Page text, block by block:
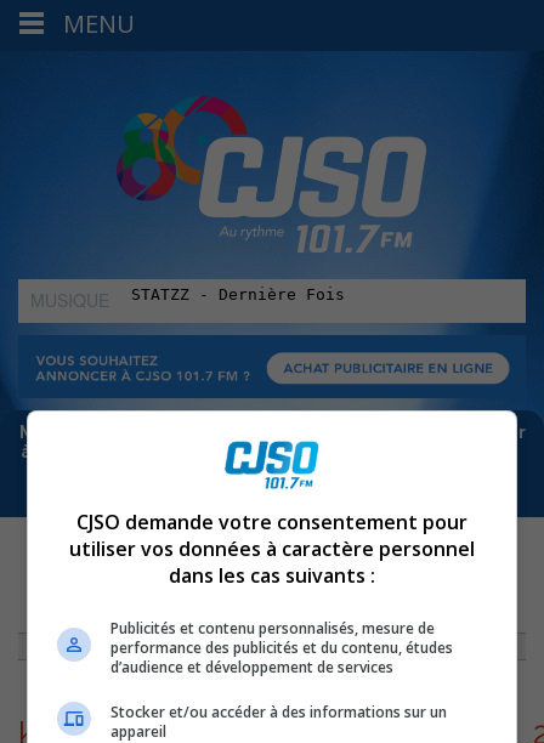
MUSIQUE
:
Meta bloque les infos sur Facebook. Pour ne rien manquer
à Sorel-Tracy et la région, abonne-toi à notre infolettre :
MENU
CJSO demande votre consentement pour
utiliser vos données à caractère personnel
dans les cas suivants :
Publicités et contenu personnalisés, mesure de
performance des publicités et du contenu, études
d’audience et développement de services
Stocker et/ou accéder à des informations sur un
appareil